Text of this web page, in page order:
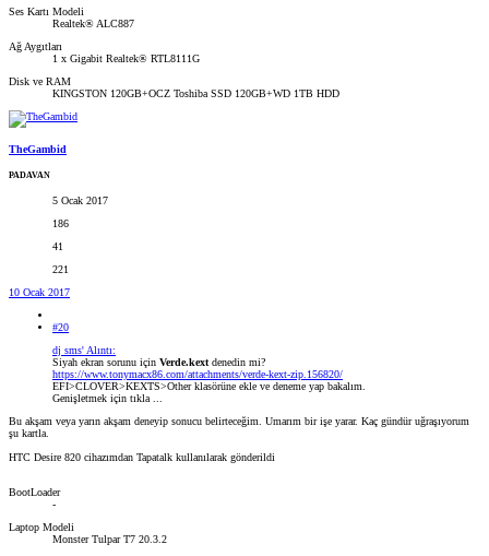
Ses Kartı Modeli
Realtek® ALC887
Ağ Aygıtları
1 x Gigabit Realtek® RTL8111G
Disk ve RAM
KINGSTON 120GB+OCZ Toshiba SSD 120GB+WD 1TB HDD
TheGambid
PADAVAN
5 Ocak 2017
186
41
221
10 Ocak 2017
#20
dj sms' Alıntı:
Siyah ekran sorunu için Verde.kextdenedin mi?
https://www.tonymacx86.com/attachments/verde-kext-zip.156820/
EFI>CLOVER>KEXTS>Other klasörüne ekle ve deneme yap bakalım.
Genişletmek için tıkla ...
Bu akşam veya yarın akşam deneyip sonucu belirteceğim. Umarım bir işe yarar. Kaç gündür uğraşıyorum
şu kartla.
HTC Desire 820 cihazımdan Tapatalk kullanılarak gönderildi
BootLoader
-
Laptop Modeli
Monster Tulpar T7 20.3.2